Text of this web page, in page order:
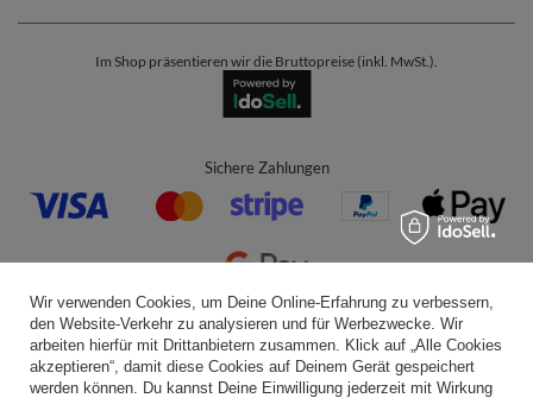
Im Shop präsentieren wir die Bruttopreise (inkl. MwSt.).
Sichere Zahlungen
Bequeme Lieferung
Wir verwenden Cookies, um Deine Online-Erfahrung zu verbessern,
den Website-Verkehr zu analysieren und für Werbezwecke. Wir
arbeiten hierfür mit Drittanbietern zusammen. Klick auf „Alle Cookies
akzeptieren“, damit diese Cookies auf Deinem Gerät gespeichert
werden können. Du kannst Deine Einwilligung jederzeit mit Wirkung